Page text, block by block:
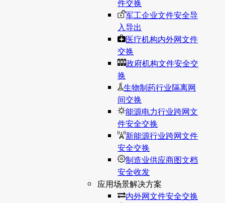
件交换
军工企业文件安全导
入导出
医疗机构内外网文件
交换
政府机构文件安全交
换
生物制药行业隔离网
间交换
能源电力行业跨网文
件安全交换
新能源行业跨网文件
安全交换
制造业供应商图文档
安全收发
应用场景解决方案
内外网文件安全交换